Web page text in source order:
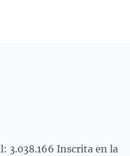
3.038.166 Inscrita en la